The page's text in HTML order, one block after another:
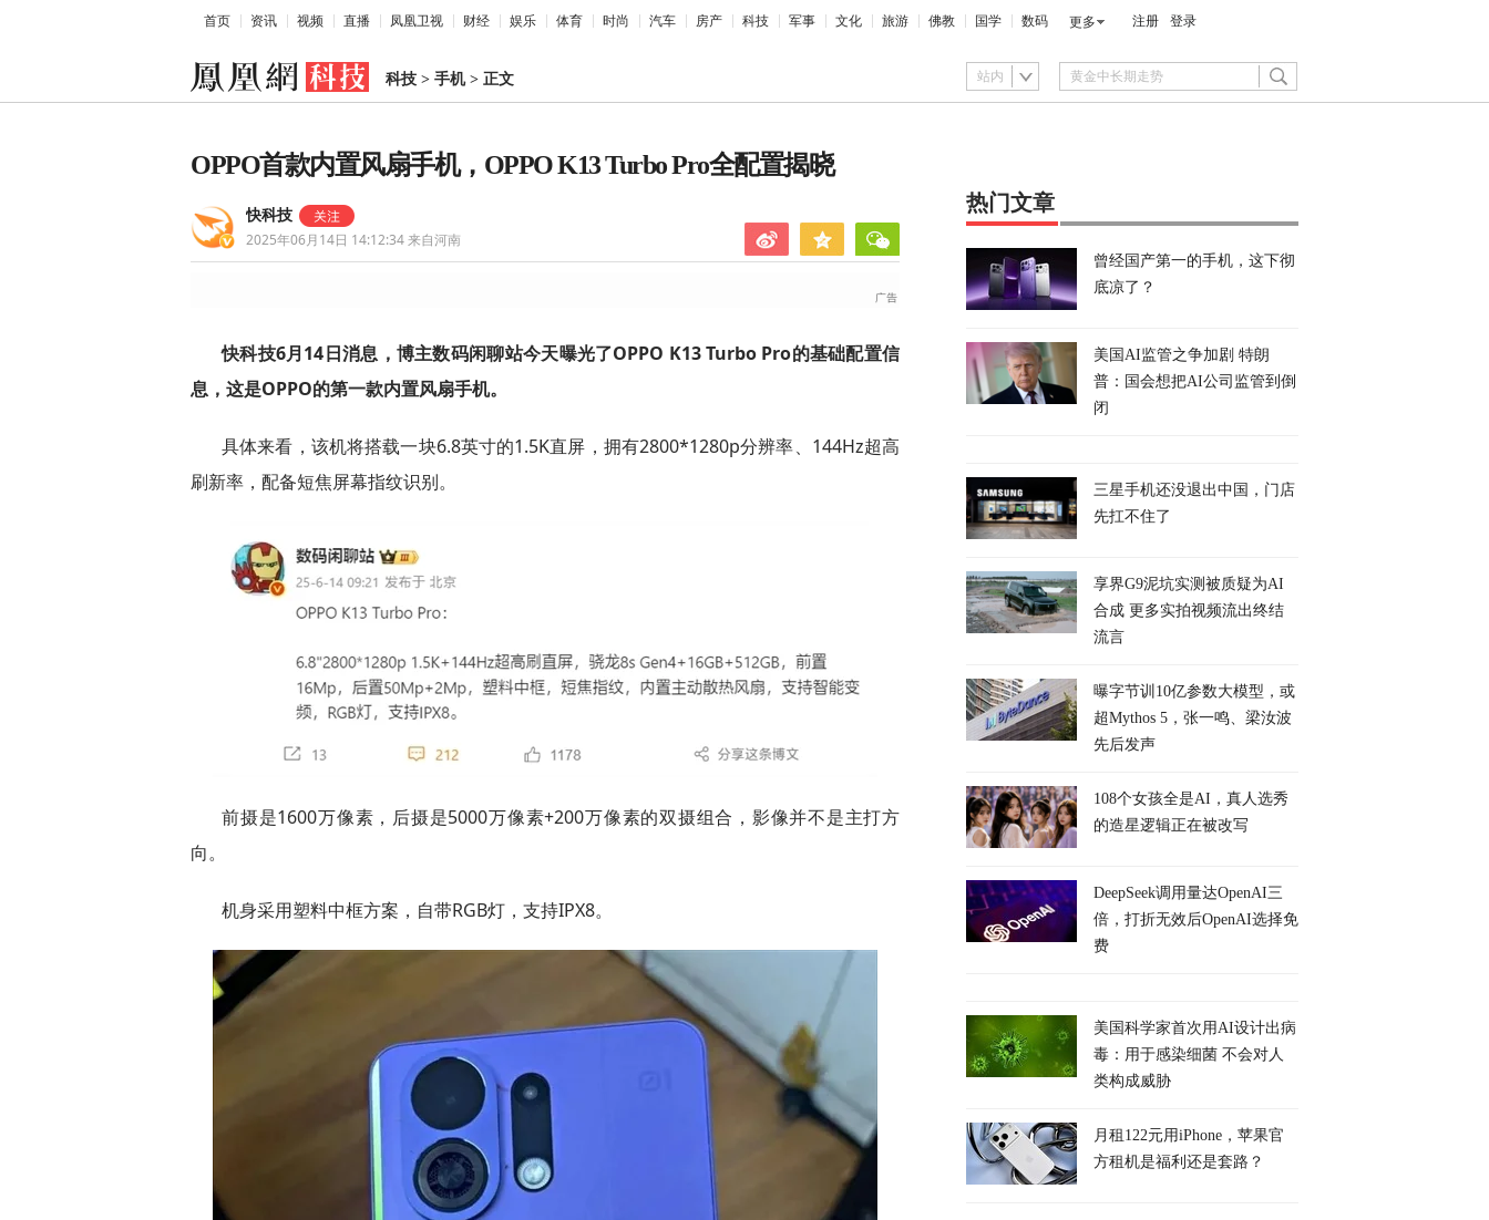
首页 资讯 视频 直播 凤凰卫视 财经 娱乐 体育 时尚 汽车 房产 科技 军事 文化 旅游 佛教 国学 数码 更多 注册 登录
科技 > 手机> 正文 站内
OPPO首款内置风扇手机，OPPO K13 Turbo Pro全配置揭晓
快科技
2025年06月14日 14:12:34来自河南
快科技6月14日消息，博主数码闲聊站今天曝光了OPPO K13 Turbo Pro的基础配置信
息，这是OPPO的第一款内置风扇手机。
具体来看，该机将搭载一块6.8英寸的1.5K直屏，拥有2800*1280p分辨率、144Hz超高
刷新率，配备短焦屏幕指纹识别。
前摄是1600万像素，后摄是5000万像素+200万像素的双摄组合，影像并不是主打方
向。
机身采用塑料中框方案，自带RGB灯，支持IPX8。
热门文章
曾经国产第一的手机，这下彻
底凉了？
美国AI监管之争加剧 特朗
普：国会想把AI公司监管到倒
闭
三星手机还没退出中国，门店
先扛不住了
享界G9泥坑实测被质疑为AI
合成 更多实拍视频流出终结
流言
曝字节训10亿参数大模型，或
超Mythos 5，张一鸣、梁汝波
先后发声
108个女孩全是AI，真人选秀
的造星逻辑正在被改写
DeepSeek调用量达OpenAI三
倍，打折无效后OpenAI选择免
费
美国科学家首次用AI设计出病
毒：用于感染细菌 不会对人
类构成威胁
月租122元用iPhone，苹果官
方租机是福利还是套路？